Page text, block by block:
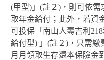
(甲型)」(註２)，則可依
取年金給付；此外，若資
可投保「南山人壽吉利
給付型) 」(註２)，只需
月月領取生存還本保險金